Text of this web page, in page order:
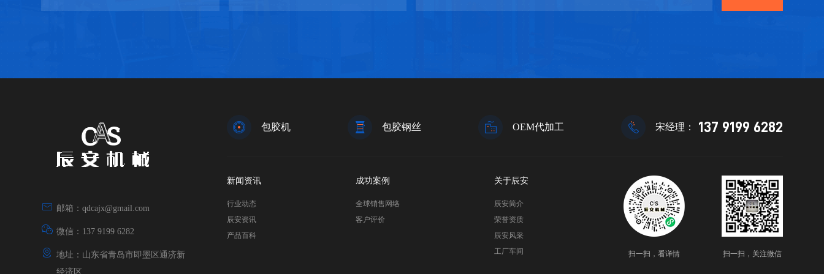
邮箱：qdcajx@gmail.com
微信：137 9199 6282
地址：山东省青岛市即墨区通济新
经济区
包胶机 包胶钢丝 OEM代加工 宋经理： 137 9199 6282
新闻资讯
行业动态
辰安资讯
产品百科
成功案例
全球销售网络
客户评价
关于辰安
辰安简介
荣誉资质
辰安风采
工厂车间
扫一扫，看详情 扫一扫，关注微信